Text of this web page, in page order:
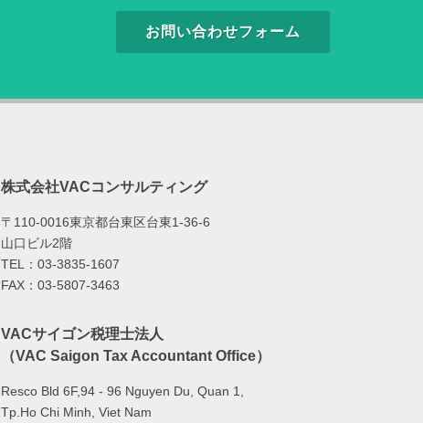
お問い合わせフォーム
株式会社VACコンサルティング
〒110-0016東京都台東区台東1-36-6
山口ビル2階
TEL：03-3835-1607
FAX：03-5807-3463
VACサイゴン税理士法人
（VAC Saigon Tax Accountant Office）
Resco Bld 6F,94 - 96 Nguyen Du, Quan 1,
Tp.Ho Chi Minh, Viet Nam